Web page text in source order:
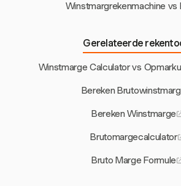
Winstmargrekenmachine vs
Gerelateerde
Winstmarge Calculator vs
Bereken
Bereken Winstmarge
Brutomargecalculator
Bruto Marge Formule